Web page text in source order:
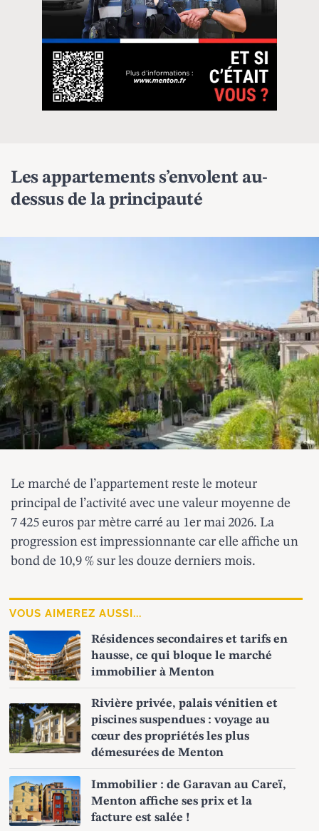
Les appartements s’envolent au-
dessus de la principauté
Le marché de l’appartement reste le moteur
principal de l’activité avec une valeur moyenne de
7 425 euros par mètre carré au 1er mai 2026. La
progression est impressionnante car elle affiche un
bond de 10,9 % sur les douze derniers mois.
VOUS AIMEREZ AUSSI...
Résidences secondaires et tarifs en
hausse, ce qui bloque le marché
immobilier à Menton
Rivière privée, palais vénitien et
piscines suspendues : voyage au
cœur des propriétés les plus
démesurées de Menton
Immobilier : de Garavan au Careï,
Menton affiche ses prix et la
facture est salée !